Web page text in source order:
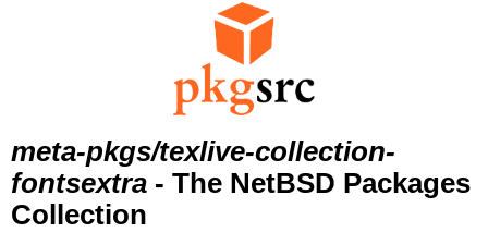
meta-pkgs/texlive-collection-
fontsextra - The NetBSD Packages
Collection